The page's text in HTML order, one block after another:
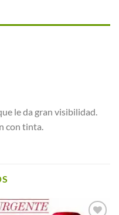
le da gran visibilidad.
con tinta.